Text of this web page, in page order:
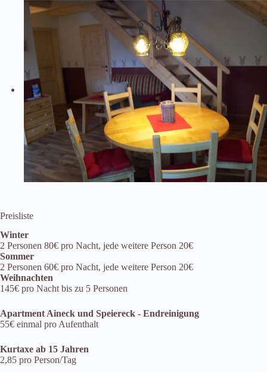
Preisliste
Winter
2 Personen 80€ pro Nacht, jede weitere Person 20€
Sommer
2 Personen 60€ pro Nacht, jede weitere Person 20€
Weihnachten
145€ pro Nacht bis zu 5 Personen
Apartment Aineck und Speiereck - Endreinigung
55€ einmal pro Aufenthalt
Kurtaxe ab 15 Jahren
2,85 pro Person/Tag